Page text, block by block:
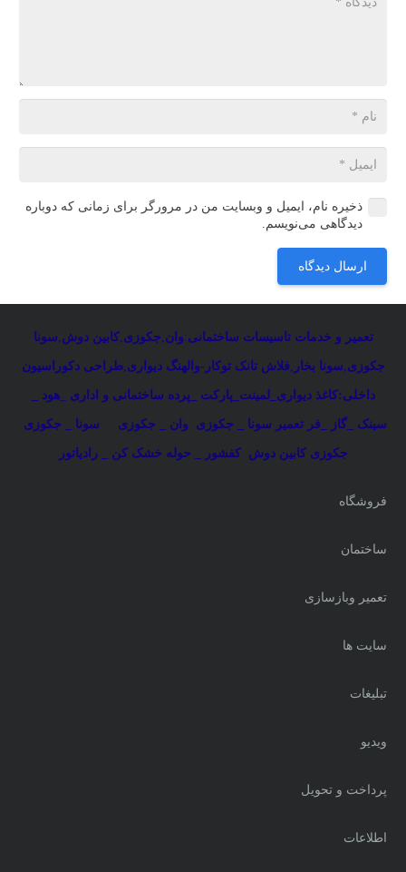
ذخیره نام، ایمیل و وبسایت من در مرورگر برای زمانی که دوباره
دیدگاهی می‌نویسم.
ارسال دیدگاه
تعمیر و خدمات تاسیسات ساختمانی:وان,جکوزی,کابین دوش,سونا
جکوزی,سونا بخار ,فلاش تانک توکار-والهنگ دیواری,طراحی دکوراسیون
داخلی:کاغذ دیواری_لمینت_پارکت _پرده ساختمانی و اداری _هود _
سینک _گاز _فر تعمیر سونا _ جکوزی وان _ جکوزی سونا _ جکوزی
جکوزی کابین دوش کفشور _ حوله خشک کن _ رادیاتور
فروشگاه
ساختمان
تعمیر وبازسازی
سایت ها
تبلیغات
ویدیو
پرداخت و تحویل
اطلاعات